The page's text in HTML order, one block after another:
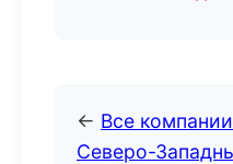
← Все
Северо-